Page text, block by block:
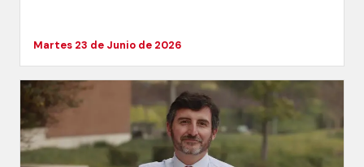
Martes 23 de Junio de 2026